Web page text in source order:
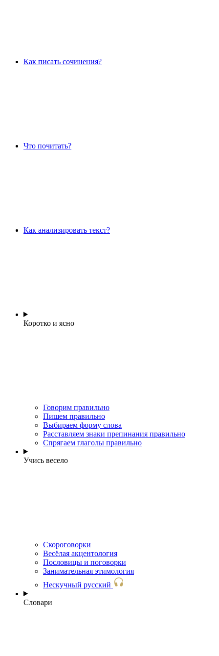
Как писать сочинения?
Что почитать?
Как анализировать текст?
Коротко и ясно
Говорим правильно
Пишем правильно
Выбираем форму слова
Расставляем знаки препинания правильно
Спрягаем глаголы правильно
Учись весело
Скороговорки
Весёлая акцентология
Пословицы и поговорки
Занимательная этимология
Нескучный русский
Словари